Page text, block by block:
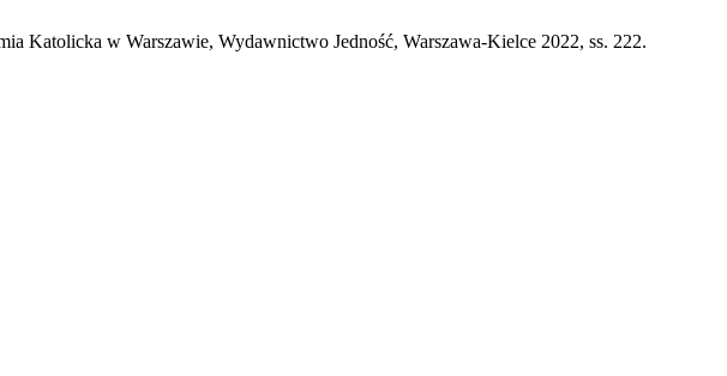
Katolicka w Warszawie, Wydawnictwo Jedność, Warszawa-Kielce 2022, ss. 222.